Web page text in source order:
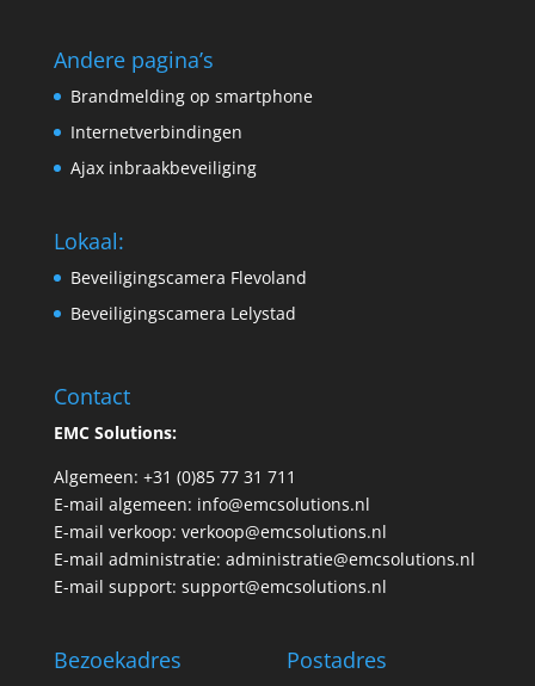
Andere pagina’s
Brandmelding op smartphone
Internetverbindingen
Ajax inbraakbeveiliging
Lokaal:
Beveiligingscamera Flevoland
Beveiligingscamera Lelystad
Contact
EMC Solutions:
Algemeen: +31 (0)85 77 31 711
E-mail algemeen: info@emcsolutions.nl
E-mail verkoop: verkoop@emcsolutions.nl
E-mail administratie: administratie@emcsolutions.nl
E-mail support: support@emcsolutions.nl
Bezoekadres Postadres